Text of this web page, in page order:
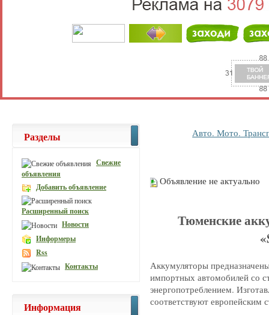
Авто. Мото.
Объявление не актуально
Тюменские
Аккумуляторы
импортных автомобилей со
энергопотреблением.
соответствуют европейским
Разделы
Свежие
объявления
Добавить объявление
Расширенный поиск
Новости
Информеры
Rss
Контакты
Информация